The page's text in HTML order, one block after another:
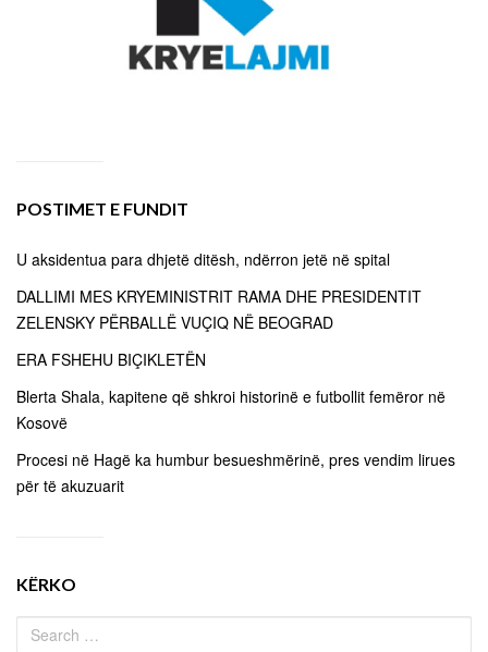
POSTIMET E FUNDIT
U aksidentua para dhjetë ditësh, ndërron jetë në spital
DALLIMI MES KRYEMINISTRIT RAMA DHE PRESIDENTIT
ZELENSKY PËRBALLË VUÇIQ NË BEOGRAD
ERA FSHEHU BIÇIKLETËN
Blerta Shala, kapitene që shkroi historinë e futbollit femëror në
Kosovë
Procesi në Hagë ka humbur besueshmërinë, pres vendim lirues
për të akuzuarit
KËRKO